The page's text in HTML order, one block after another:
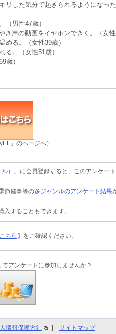
リした気分で起きられるようになっ
（男性47歳）
き声の動画をイヤホンできく。（女性
める。（女性39歳）
る。（女性51歳）
歳）
」のページへ）
）」 に会員登録すると、このアンケー
節催事等の多ジャンルのアンケート結果
入することもできます。
こちら 】をご確認ください。
アンケートに参加しませんか？
情報保護方針 サイトマップ